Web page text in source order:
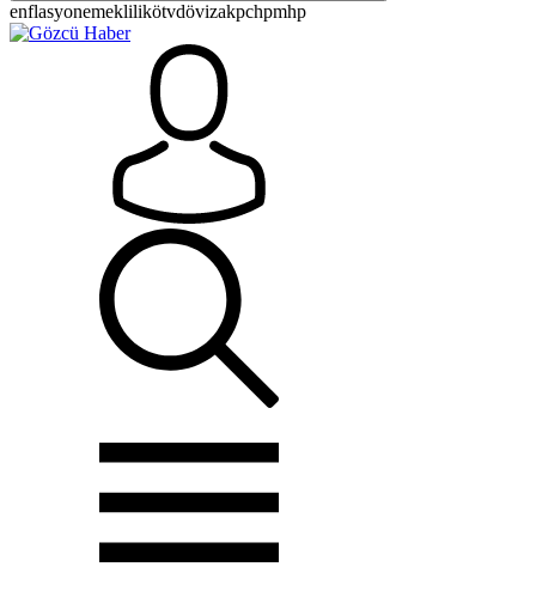
enflasyonemeklilikötvdövizakpchpmhp